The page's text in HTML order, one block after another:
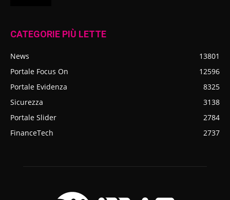
CATEGORIE PIÙ LETTE
News
13801
Portale Focus On
12596
Portale Evidenza
8325
Sicurezza
3138
Portale Slider
2784
FinanceTech
2737